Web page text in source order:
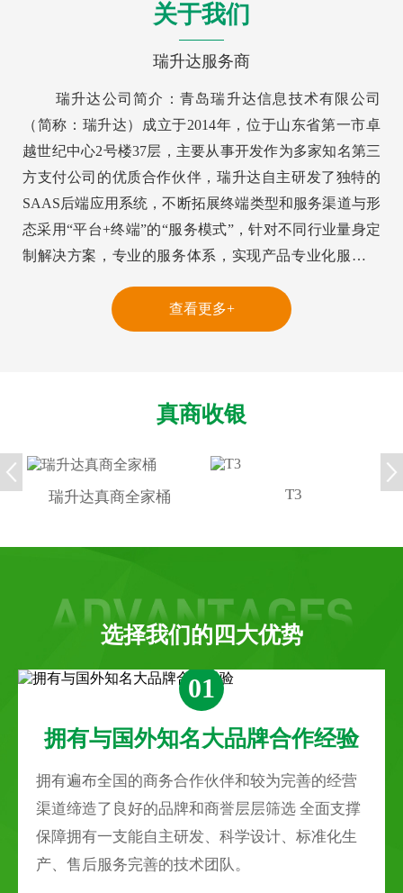
关于我们
瑞升达服务商
瑞升达公司简介：青岛瑞升达信息技术有限公司
（简称：瑞升达）成立于2014年，位于山东省第一市卓
越世纪中心2号楼37层，主要从事开发作为多家知名第三
方支付公司的优质合作伙伴，瑞升达自主研发了独特的
SAAS后端应用系统，不断拓展终端类型和服务渠道与形
态采用“平台+终端”的“服务模式”，针对不同行业量身定
制解决方案，专业的服务体系，实现产品专业化服务。
满水，大河满水。小河空了，大河干了。公平、公开、
公正，以代理商的利益为根本利益，以客户的需求为导
查看更多+
真商收银
瑞升达真商全家桶 T3
选择我们的四大优势
01
拥有与国外知名大品牌合作经验
拥有遍布全国的商务合作伙伴和较为完善的经营
渠道缔造了良好的品牌和商誉层层筛选 全面支撑
保障拥有一支能自主研发、科学设计、标准化生
产、售后服务完善的技术团队。